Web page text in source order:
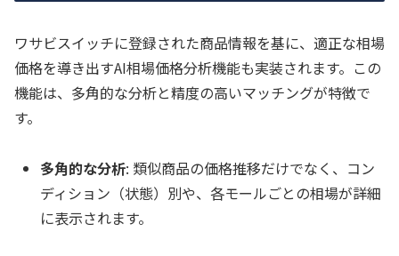
ワサビスイッチに登録された商品情報を基に、適正な相場
価格を導き出すAI相場価格分析機能も実装されます。この
機能は、多角的な分析と精度の高いマッチングが特徴で
す。
多角的な分析: 類似商品の価格推移だけでなく、コン
ディション（状態）別や、各モールごとの相場が詳細
に表示されます。